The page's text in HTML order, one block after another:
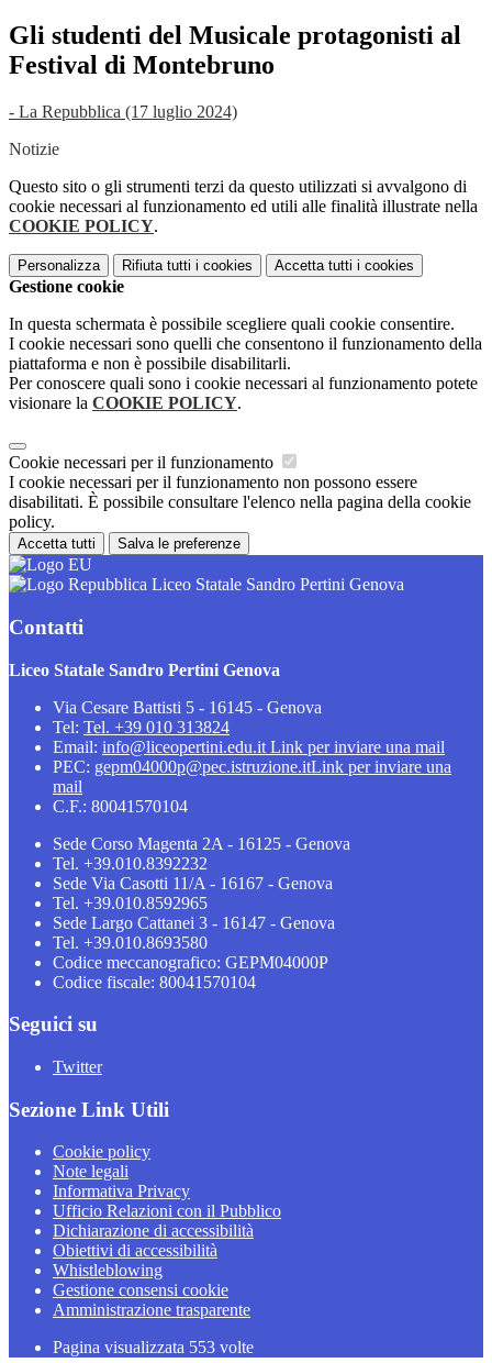
Gli studenti del Musicale protagonisti al
Festival di Montebruno
- La Repubblica (17 luglio 2024)
Notizie
Questo sito o gli strumenti terzi da questo utilizzati si avvalgono di
cookie necessari al funzionamento ed utili alle finalità illustrate nella
COOKIE POLICY.
Personalizza Rifiuta tutti i cookies Accetta tutti i cookies
Gestione cookie
In questa schermata è possibile scegliere quali cookie consentire.
I cookie necessari sono quelli che consentono il funzionamento della
piattaforma e non è possibile disabilitarli.
Per conoscere quali sono i cookie necessari al funzionamento potete
visionare la COOKIE POLICY.
Cookie necessari per il funzionamento
I cookie necessari per il funzionamento non possono essere
disabilitati. È possibile consultare l'elenco nella pagina della cookie
policy.
Accetta tutti Salva le preferenze
Liceo Statale Sandro Pertini Genova
Contatti
Liceo Statale Sandro Pertini Genova
Via Cesare Battisti 5 - 16145 - Genova
Tel: Tel. +39 010 313824
Email: info@liceopertini.edu.it Link per inviare una mail
PEC: gepm04000p@pec.istruzione.itLink per inviare una
mail
C.F.: 80041570104
Sede Corso Magenta 2A - 16125 - Genova
Tel. +39.010.8392232
Sede Via Casotti 11/A - 16167 - Genova
Tel. +39.010.8592965
Sede Largo Cattanei 3 - 16147 - Genova
Tel. +39.010.8693580
Codice meccanografico: GEPM04000P
Codice fiscale: 80041570104
Seguici su
Twitter
Sezione Link Utili
Cookie policy
Note legali
Informativa Privacy
Ufficio Relazioni con il Pubblico
Dichiarazione di accessibilità
Obiettivi di accessibilità
Whistleblowing
Gestione consensi cookie
Amministrazione trasparente
Pagina visualizzata 553 volte